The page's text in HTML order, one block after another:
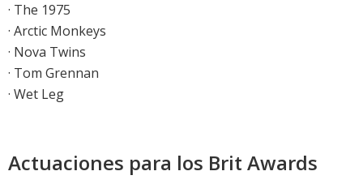
· The 1975
· Arctic Monkeys
· Nova Twins
· Tom Grennan
· Wet Leg
Actuaciones para los Brit Awards